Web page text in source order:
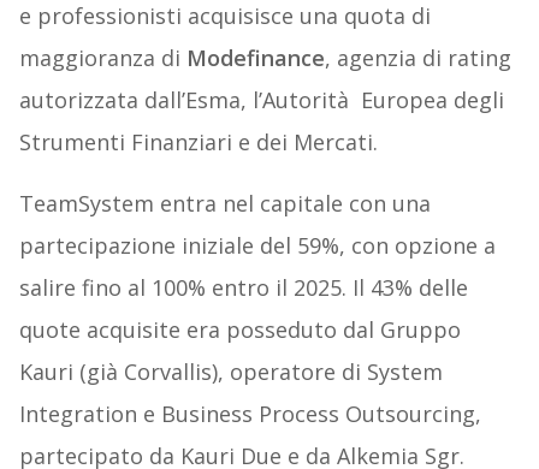
e professionisti acquisisce una quota di
maggioranza di Modefinance, agenzia di rating
autorizzata dall’Esma, l’Autorità Europea degli
Strumenti Finanziari e dei Mercati.
TeamSystem entra nel capitale con una
partecipazione iniziale del 59%, con opzione a
salire fino al 100% entro il 2025. Il 43% delle
quote acquisite era posseduto dal Gruppo
Kauri (già Corvallis), operatore di System
Integration e Business Process Outsourcing,
partecipato da Kauri Due e da Alkemia Sgr.